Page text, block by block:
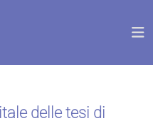
delle tesi di